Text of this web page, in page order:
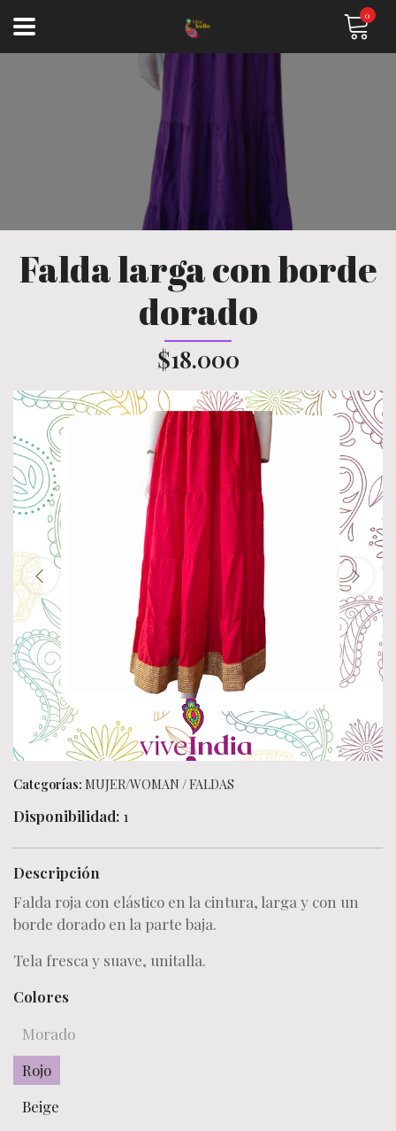
0
Falda larga con borde
dorado
$18.000
Categorías: MUJER/WOMAN /FALDAS
Disponibilidad: 1
Descripción
Falda roja con elástico en la cintura, larga y con un
borde dorado en la parte baja.
Tela fresca y suave, unitalla.
Colores
Morado
Rojo
Beige